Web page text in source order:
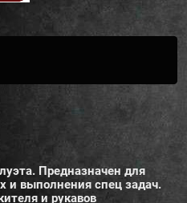
Предназначен для
и выполнения спец задач.
и рукавов